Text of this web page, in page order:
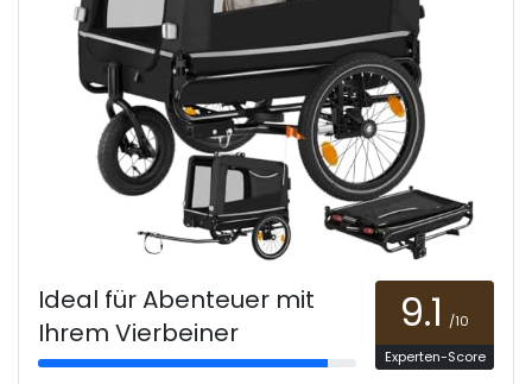
Ideal für Abenteuer mit
Ihrem Vierbeiner
9.1 /10
Experten-Score